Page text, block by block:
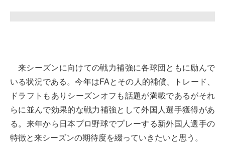
来シーズンに向けての戦力補強に各球団ともに励んで
いる状況である。今年はFAとその人的補償、トレード、
ドラフトもありシーズンオフも話題が満載であるがそれ
らに並んで効果的な戦力補強として外国人選手獲得があ
る。来年から日本プロ野球でプレーする新外国人選手の
特徴と来シーズンの期待度を綴っていきたいと思う。